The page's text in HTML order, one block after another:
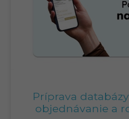
Príprava
objednávanie a